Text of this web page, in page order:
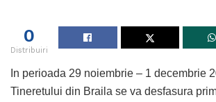
0
Distribuiri
In perioada 29 noiembrie – 1 decembrie
Tineretului din Braila se va desfasura